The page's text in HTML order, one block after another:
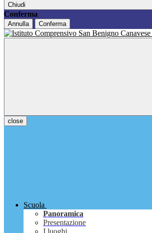
Chiudi
Conferma
Annulla Conferma
close
Scuola
Panoramica
Presentazione